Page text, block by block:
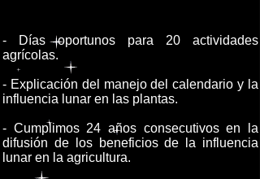
- Días oportunos para 20 actividades
agrícolas.
- Explicación del manejo del calendario y la
influencia lunar en las plantas.
- Cumplimos 24 años consecutivos en la
difusión de los beneficios de la influencia
lunar en la agricultura.